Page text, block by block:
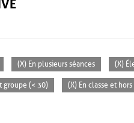
(X) En plusieurs séances (X)
groupe (< 30) (X) En classe et hors